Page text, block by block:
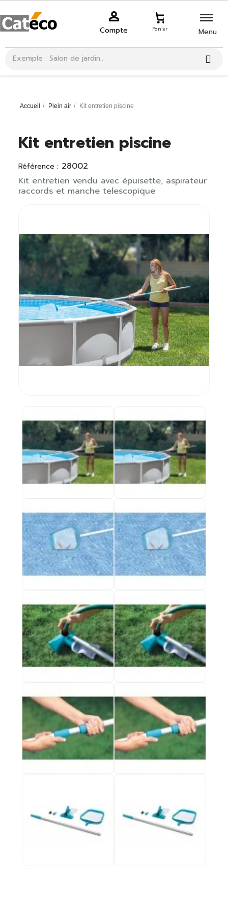
Compte Panier Menu
Accueil Plein air Kit entretien piscine
Kit entretien piscine
Référence : 28002
Kit entretien vendu avec épuisette, aspirateur
raccords et manche telescopique